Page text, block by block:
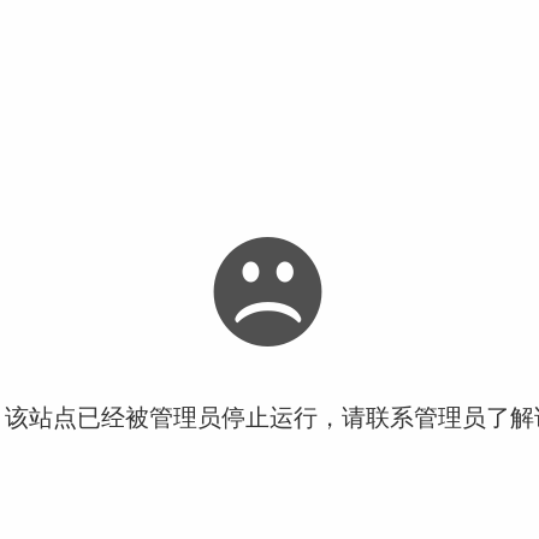
站点已经被管理员停止运行，请联系管理员了